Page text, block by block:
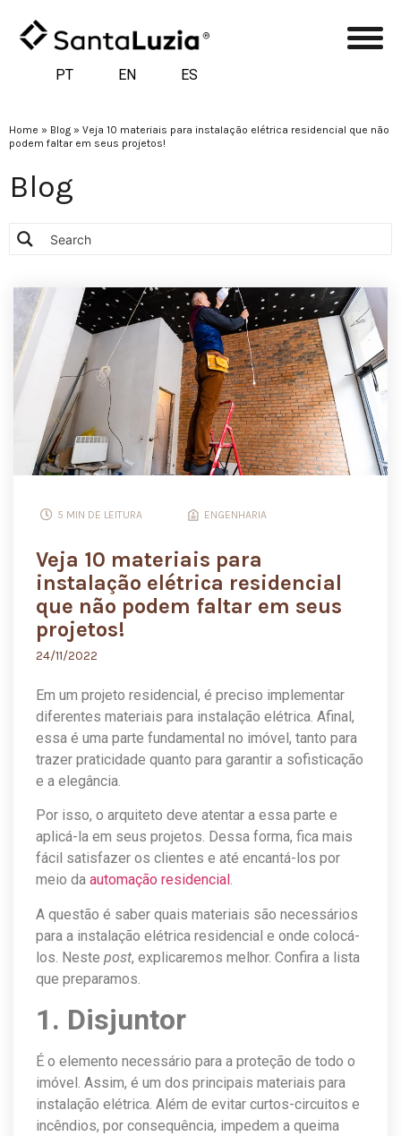
PT EN ES
Home » Blog » Veja 10 materiais para instalação elétrica residencial que não
podem faltar em seus projetos!
Blog
5 MIN DE LEITURA ENGENHARIA
Veja 10 materiais para
instalação elétrica residencial
que não podem faltar em seus
projetos!
24/11/2022
Em um projeto residencial, é preciso implementar
diferentes materiais para instalação elétrica. Afinal,
essa é uma parte fundamental no imóvel, tanto para
trazer praticidade quanto para garantir a sofisticação
e a elegância.
Por isso, o arquiteto deve atentar a essa parte e
aplicá-la em seus projetos. Dessa forma, fica mais
fácil satisfazer os clientes e até encantá-los por
meio da automação residencial .
A questão é saber quais materiais são necessários
para a instalação elétrica residencial e onde colocá-
los. Neste post, explicaremos melhor. Confira a lista
que preparamos.
1. Disjuntor
É o elemento necessário para a proteção de todo o
imóvel. Assim, é um dos principais materiais para
instalação elétrica. Além de evitar curtos-circuitos e
incêndios, por consequência, impedem a queima